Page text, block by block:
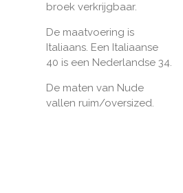
broek verkrijgbaar.
De maatvoering is
Italiaans. Een Italiaanse
40 is een Nederlandse 34.
De maten van Nude
vallen ruim/oversized.